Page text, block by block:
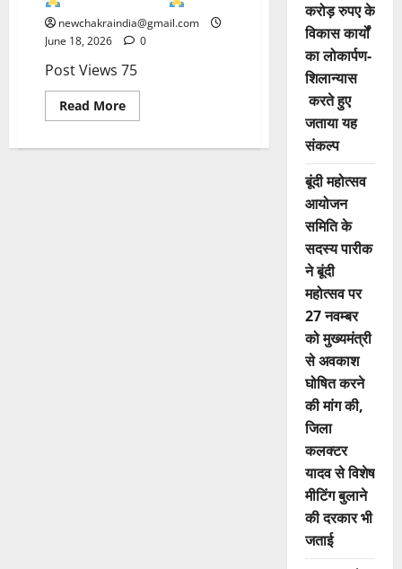
newchakraindia@gmail.com
June 18, 2026
0
Post Views 75
Read More
करोड़ रुपए के
विकास कार्यों
का लोकार्पण-
शिलान्यास
करते हुए
जताया यह
संकल्प
बूंदी महोत्सव
आयोजन
समिति के
सदस्य पारीक
ने बूंदी
महोत्सव पर
27 नवम्बर
को मुख्यमंत्री
से अवकाश
घोषित करने
की मांग की,
जिला
कलक्टर
यादव से विशेष
मीटिंग बुलाने
की दरकार भी
जताई